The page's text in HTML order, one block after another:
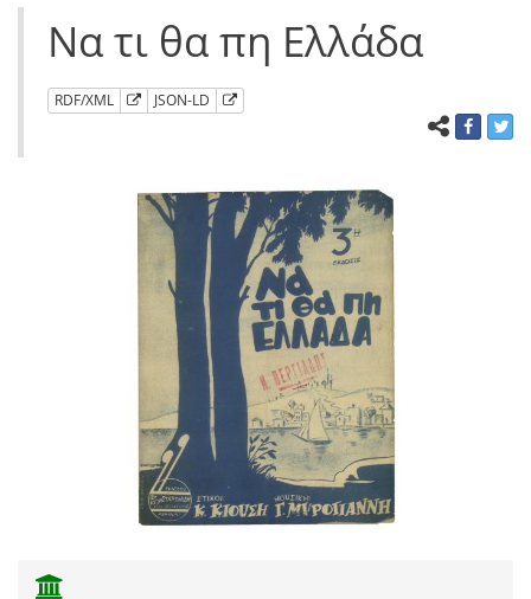
Να τι θα πη Ελλάδα
RDF/XML JSON-LD